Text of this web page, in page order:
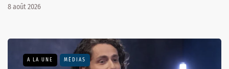
8 août 2026
A LA UNE MÉDIAS